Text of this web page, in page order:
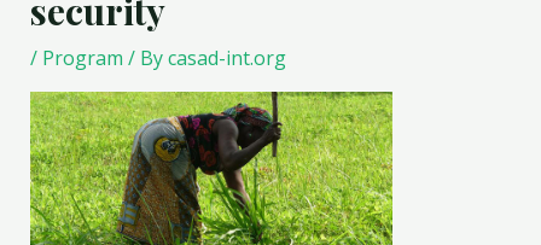
security
/ Program / Bycasad-int.org